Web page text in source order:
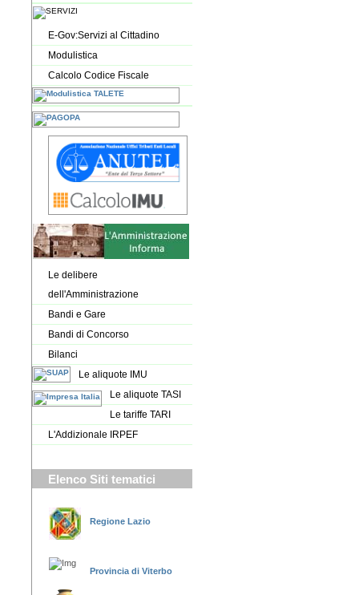
E-Gov:Servizi al Cittadino
Modulistica
Calcolo Codice Fiscale
Le delibere
dell'Amministrazione
Bandi e Gare
Bandi di Concorso
Bilanci
Le aliquote IMU
Le aliquote TASI
Le tariffe TARI
L'Addizionale IRPEF
Elenco Siti tematici
Regione Lazio
Provincia di Viterbo